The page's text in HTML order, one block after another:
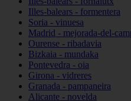
Illes-balears - formentera
Soria - vinuesa
Madrid - mejorada-del-
Ourense - ribadavia
Bizkaia - mundaka
Pontevedra - oia
Girona - vidreres
Granada - pampaneira
Alicante - novelda